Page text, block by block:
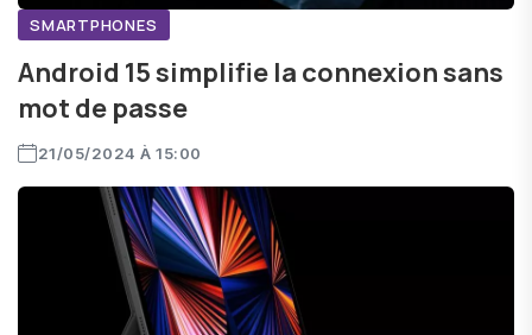
SMARTPHONES
Android 15 simplifie la connexion sans
mot de passe
21/05/2024 À 15:00